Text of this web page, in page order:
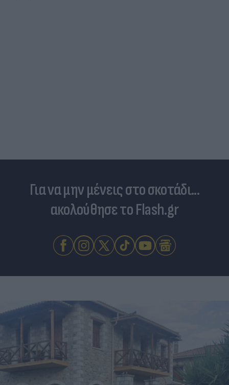
Για να μην μένεις στο σκοτάδι...
ακολούθησε το Flash.gr